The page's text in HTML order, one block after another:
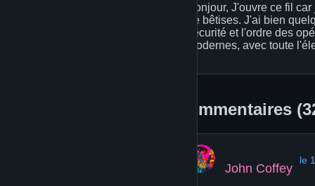
Bonjour, J'ouvre ce fil
de bêtises. J'ai bien
sécurité et l'ordre des
modernes, avec toute
Commentaires
John Coffey
le